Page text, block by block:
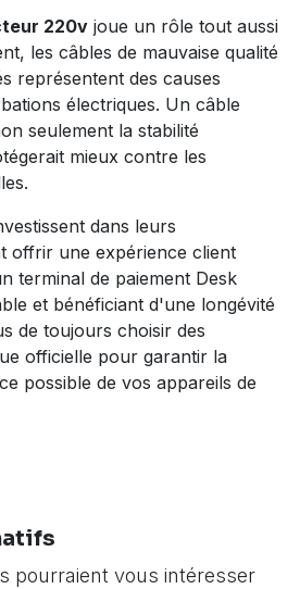
220v joue un rôle tout aussi
les câbles de mauvaise qualité
représentent des causes
électriques. Un câble
seulement la stabilité
mieux contre les
dans leurs
offrir une expérience client
terminal de paiement Desk
et bénéficiant d'une longévité
de toujours choisir des
officielle pour garantir la
possible de vos appareils de
pourraient vous intéresser